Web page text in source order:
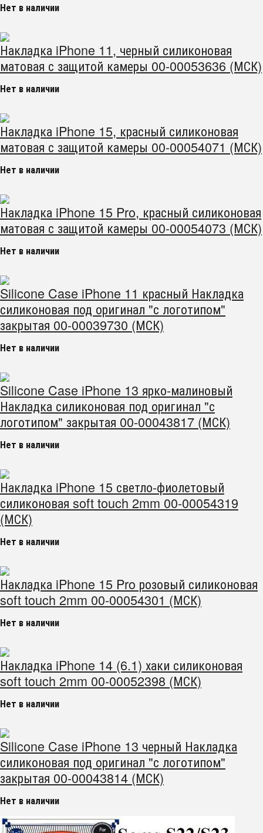
Нет в наличии
Накладка iPhone 11, черный силиконовая
матовая с защитой камеры 00-00053636 (МСК)
Нет в наличии
Накладка iPhone 15, красный силиконовая
матовая с защитой камеры 00-00054071 (МСК)
Нет в наличии
Накладка iPhone 15 Pro, красный силиконовая
матовая с защитой камеры 00-00054073 (МСК)
Нет в наличии
Silicone Case iPhone 11 красный Накладка
силиконовая под оригинал "с логотипом"
закрытая 00-00039730 (МСК)
Нет в наличии
Silicone Case iPhone 13 ярко-малиновый
Накладка силиконовая под оригинал "с
логотипом" закрытая 00-00043817 (МСК)
Нет в наличии
Накладка iPhone 15 светло-фиолетовый
силиконовая soft touch 2mm 00-00054319
(МСК)
Нет в наличии
Накладка iPhone 15 Pro розовый силиконовая
soft touch 2mm 00-00054301 (МСК)
Нет в наличии
Накладка iPhone 14 (6.1) хаки силиконовая
soft touch 2mm 00-00052398 (МСК)
Нет в наличии
Silicone Case iPhone 13 черный Накладка
силиконовая под оригинал "с логотипом"
закрытая 00-00043814 (МСК)
Нет в наличии